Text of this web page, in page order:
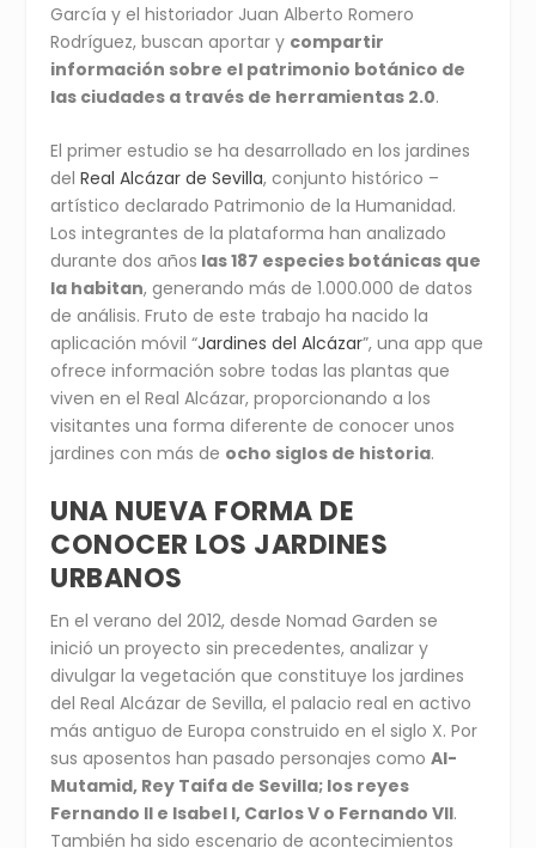
García y el historiador Juan Alberto Romero
Rodríguez, buscan aportar y compartir
información sobre el patrimonio botánico de
las ciudades a través de herramientas 2.0.
El primer estudio se ha desarrollado en los jardines
delReal Alcázar de Sevilla, conjunto histórico –
artístico declarado Patrimonio de la Humanidad.
Los integrantes de la plataforma han analizado
durante dos años las 187 especies botánicas que
la habitan, generando más de 1.000.000 de datos
de análisis. Fruto de este trabajo ha nacido la
aplicación móvil “Jardines del Alcázar”, una app que
ofrece información sobre todas las plantas que
viven en el Real Alcázar, proporcionando a los
visitantes una forma diferente de conocer unos
jardines con más de ocho siglos de historia.
UNA NUEVA FORMA DE
CONOCER LOS JARDINES
URBANOS
En el verano del 2012, desde Nomad Garden se
inició un proyecto sin precedentes, analizar y
divulgar la vegetación que constituye los jardines
del Real Alcázar de Sevilla, el palacio real en activo
más antiguo de Europa construido en el siglo X. Por
sus aposentos han pasado personajes comoAl-
Mutamid, Rey Taifa de Sevilla; los reyes
Fernando II e Isabel I, Carlos V o Fernando VII.
También ha sido escenario de acontecimientos